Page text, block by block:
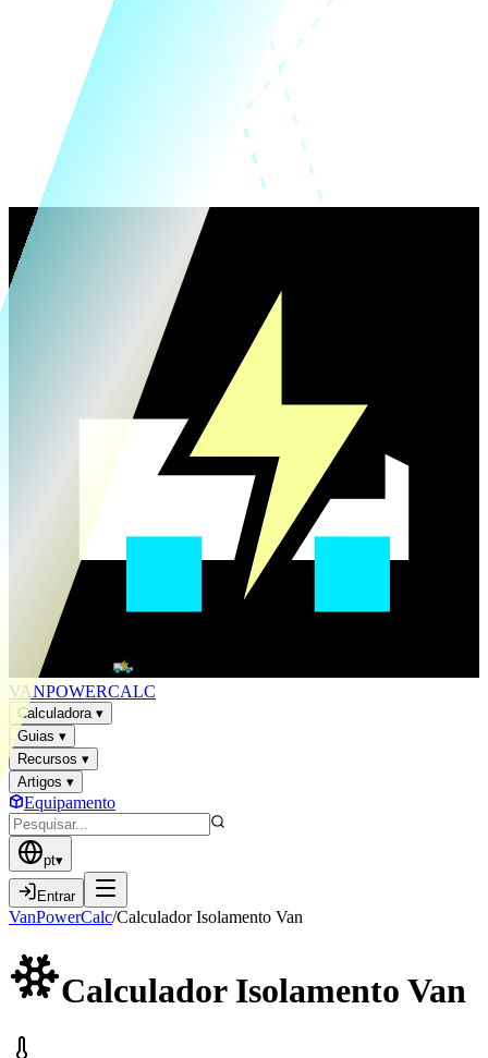
VANPOWERCALC
Calculadora▾
Guias ▾
Recursos ▾
Artigos ▾
Equipamento
pt▾
Entrar
VanPowerCalc/Calculador Isolamento Van
Calculador Isolamento Van